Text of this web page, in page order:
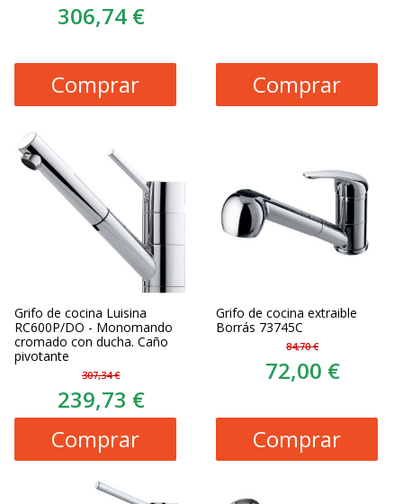
306,74 €
Comprar Comprar
Grifo de cocina Luisina
RC600P/DO - Monomando
cromado con ducha. Caño
pivotante
307,34 €
239,73 €
Comprar
Grifo de cocina extraible
Borrás 73745C
84,70 €
72,00 €
Comprar